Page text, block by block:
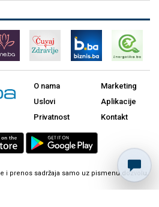
O nama
Uslovi
Privatnost
Marketing
Aplikacije
Kontakt
i prenos sadržaja samo uz pismenu dozvolu.